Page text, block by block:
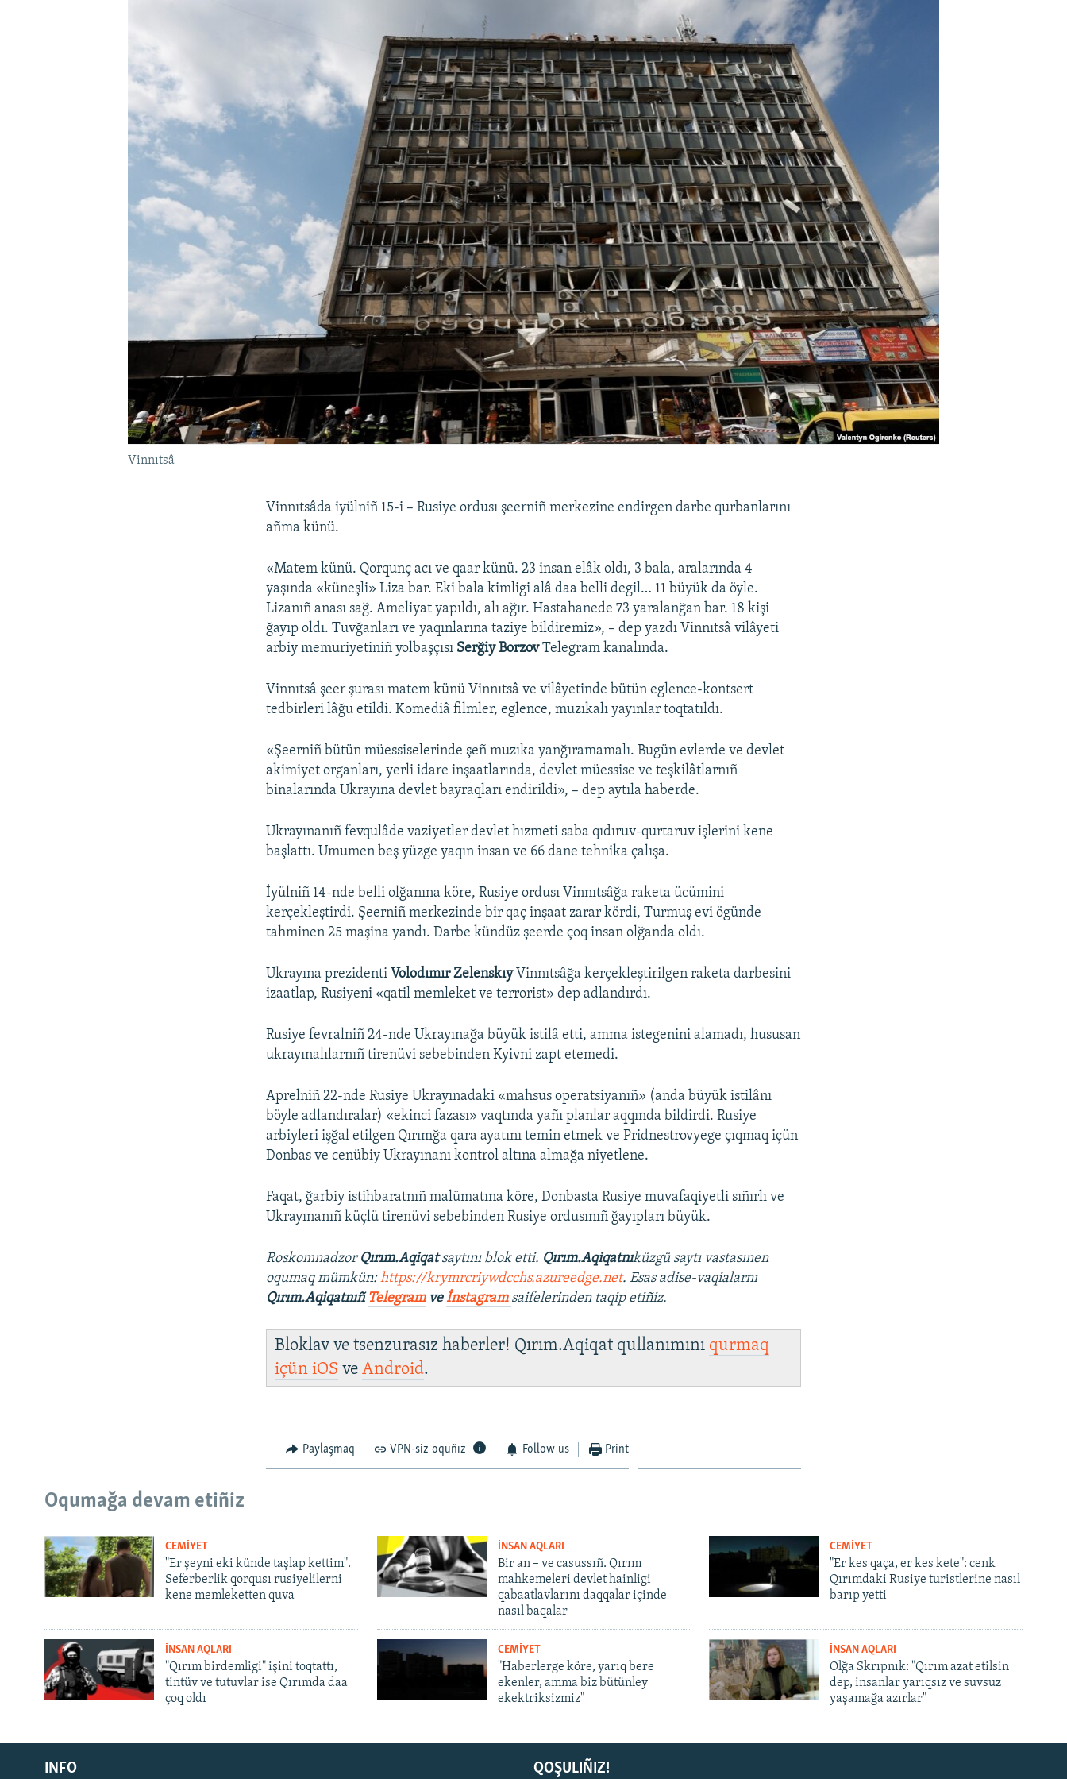
Русский
Українською
Vinnıtsâ
Vinnıtsâda iyülniñ 15-i – Rusiye ordusı şeerniñ merkezine endirgen darbe qurbanlarını
añma künü.
«Matem künü. Qorqunç acı ve qaar künü. 23 insan elâk oldı, 3 bala, aralarında 4
yaşında «küneşli» Liza bar. Eki bala kimligi alâ daa belli degil… 11 büyük da öyle.
Lizanıñ anası sağ. Ameliyat yapıldı, alı ağır. Hastahanede 73 yaralanğan bar. 18 kişi
ğayıp oldı. Tuvğanları ve yaqınlarına taziye bildiremiz», – dep yazdı Vinnıtsâ vilâyeti
arbiy memuriyetiniñ yolbaşçısı Serğiy BorzovTelegram kanalında.
Vinnıtsâ şeer şurası matem künü Vinnıtsâ ve vilâyetinde bütün eglence-kontsert
tedbirleri lâğu etildi. Komediâ filmler, eglence, muzıkalı yayınlar toqtatıldı.
«Şeerniñ bütün müessiselerinde şeñ muzıka yanğıramamalı. Bugün evlerde ve devlet
akimiyet organları, yerli idare inşaatlarında, devlet müessise ve teşkilâtlarnıñ
binalarında Ukrayına devlet bayraqları endirildi», – dep aytıla haberde.
Ukrayınanıñ fevqulâde vaziyetler devlet hızmeti saba qıdıruv-qurtaruv işlerini kene
başlattı. Umumen beş yüzge yaqın insan ve 66 dane tehnika çalışa.
İyülniñ 14-nde belli olğanına köre, Rusiye ordusı Vinnıtsâğa raketa ücümini
kerçekleştirdi. Şeerniñ merkezinde bir qaç inşaat zarar kördi, Turmuş evi ögünde
tahminen 25 maşina yandı. Darbe kündüz şeerde çoq insan olğanda oldı.
Ukrayına prezidenti Volodımır ZelenskıyVinnıtsâğa kerçekleştirilgen raketa darbesini
izaatlap, Rusiyeni «qatil memleket ve terrorist» dep adlandırdı.
Rusiye fevralniñ 24-nde Ukrayınağa büyük istilâ etti, amma istegenini alamadı, hususan
ukrayınalılarnıñ tirenüvi sebebinden Kyivni zapt etemedi.
Aprelniñ 22-nde Rusiye Ukrayınadaki «mahsus operatsiyanıñ» (anda büyük istilânı
böyle adlandıralar) «ekinci fazası» vaqtında yañı planlar aqqında bildirdi. Rusiye
arbiyleri işğal etilgen Qırımğa qara ayatını temin etmek ve Pridnestrovyege çıqmaq içün
Donbas ve cenübiy Ukrayınanı kontrol altına almağa niyetlene.
Faqat, ğarbiy istihbaratnıñ malümatına köre, Donbasta Rusiye muvafaqiyetli sıñırlı ve
Ukrayınanıñ küçlü tirenüvi sebebinden Rusiye ordusınıñ ğayıpları büyük.
Roskomnadzor Qırım.Aqiqatsaytını blok etti. Qırım.Aqiqatnıküzgü saytı vastasınen
oqumaq mümkün:https://krymrcriywdcchs.azureedge.net. Esas adise-vaqialarnı
Qırım.AqiqatnıñTelegramveİnstagram saifelerinden taqip etiñiz.
Bloklav ve tsenzurasız haberler! Qırım.Aqiqat qullanımını qurmaq
içüniOS veAndroid.
Paylaşmaq VPN-siz oquñız Follow us Print
Oqumağa devam etiñiz
CEMİYET
"Er şeyni eki künde taşlap kettim".
Seferberlik qorqusı rusiyelilerni
kene memleketten quva
İNSAN AQLARI
Bir an – ve casussıñ. Qırım
mahkemeleri devlet hainligi
qabaatlavlarını daqqalar içinde
nasıl baqalar
CEMİYET
"Er kes qaça, er kes kete": cenk
Qırımdaki Rusiye turistlerine nasıl
barıp yetti
İNSAN AQLARI
"Qırım birdemligi" işini toqtattı,
tintüv ve tutuvlar ise Qırımda daa
çoq oldı
CEMİYET
"Haberlerge köre, yarıq bere
ekenler, amma biz bütünley
ekektriksizmiz"
İNSAN AQLARI
Olğa Skrıpnık: "Qırım azat etilsin
dep, insanlar yarıqsız ve suvsuz
yaşamağa azırlar"
QOŞULIÑIZ!
INFO